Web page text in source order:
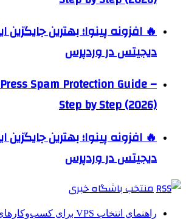
🔥 افزونه پینوا؛ بهترین
دیجیتس در وردپرس
Spam Protection Guide –
Step by Step (2026)
🔥 افزونه پینوا؛ بهترین
دیجیتس در وردپرس
منتخب باشگاه خبری